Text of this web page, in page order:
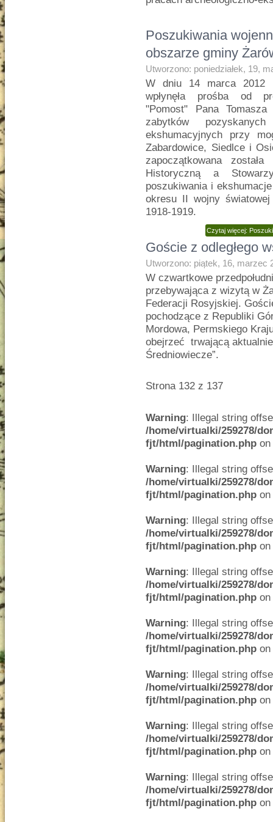
Poszukiwania
obszarze gminy
Utworzono: poniedziałek, 19,
W dniu 14 marca 2012
wpłynęła prośba od
"Pomost" Pana
zabytków
ekshumacyjnych przy
Zabardowice, Siedlce i
zapoczątkowana
Historyczną a
poszukiwania i
okresu II wojny
1918-1919.
Czytaj więcej:
Goście z odległego
Utworzono: piątek, 16, marzec
W czwartkowe
przebywająca z wizytą w
Federacji Rosyjskiej.
pochodzące z Republiki
Mordowa, Permskiego
obejrzeć trwającą
Średniowiecze”.
Strona 132 z 137
Warning: Illegal string
/home/virtualki/259278/
fjt/html/pagination.php
Warning: Illegal string
/home/virtualki/259278/
fjt/html/pagination.php
Warning: Illegal string
/home/virtualki/259278/
fjt/html/pagination.php
Warning: Illegal string
/home/virtualki/259278/
fjt/html/pagination.php
Warning: Illegal string
/home/virtualki/259278/
fjt/html/pagination.php
Warning: Illegal string
/home/virtualki/259278/
fjt/html/pagination.php
Warning: Illegal string
/home/virtualki/259278/
fjt/html/pagination.php
Warning: Illegal string
/home/virtualki/259278/
fjt/html/pagination.php